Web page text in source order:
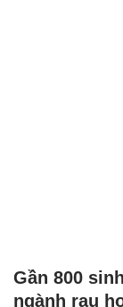
Gần 800
ngành rau